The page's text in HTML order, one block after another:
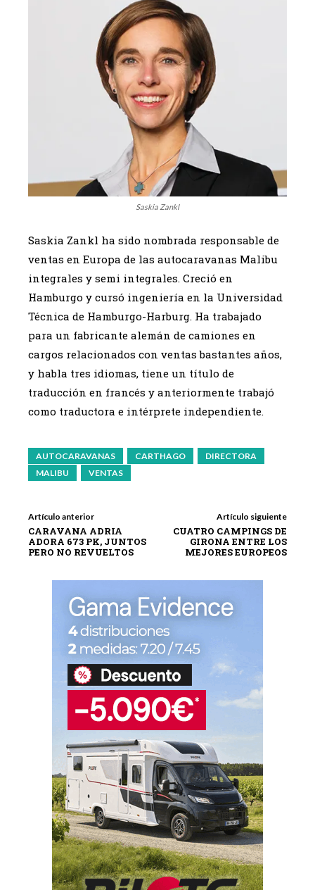
Saskia Zankl
Saskia Zankl ha sido nombrada responsable de
ventas en Europa de las autocaravanas Malibu
integrales y semi integrales. Creció en
Hamburgo y cursó ingeniería en la Universidad
Técnica de Hamburgo-Harburg. Ha trabajado
para un fabricante alemán de camiones en
cargos relacionados con ventas bastantes años,
y habla tres idiomas, tiene un título de
traducción en francés y anteriormente trabajó
como traductora e intérprete independiente.
AUTOCARAVANAS CARTHAGO
DIRECTORA
MALIBU
VENTAS
Artículo anterior
CARAVANA ADRIA
ADORA 673 PK, JUNTOS
PERO NO REVUELTOS
Artículo siguiente
CUATRO CAMPINGS DE
GIRONA ENTRE LOS
MEJORES EUROPEOS